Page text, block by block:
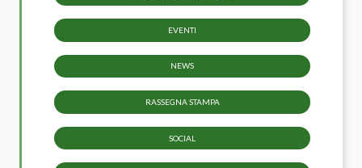
EVENTI
NEWS
RASSEGNA STAMPA
SOCIAL